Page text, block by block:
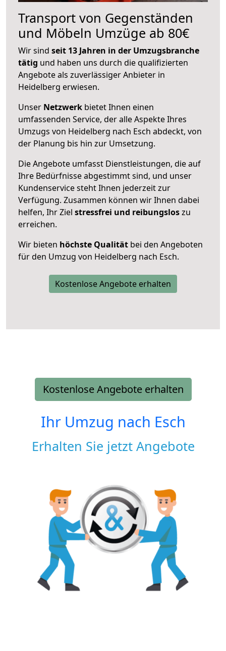
Transport von Gegenständen
und Möbeln Umzüge ab 80€
Wir sind seit 13 Jahren in der Umzugsbranche
tätig und haben uns durch die qualifizierten
Angebote als zuverlässiger Anbieter in
Heidelberg erwiesen.
Unser Netzwerk bietet Ihnen einen
umfassenden Service, der alle Aspekte Ihres
Umzugs von Heidelberg nach Esch abdeckt, von
der Planung bis hin zur Umsetzung.
Die Angebote umfasst Dienstleistungen, die auf
Ihre Bedürfnisse abgestimmt sind, und unser
Kundenservice steht Ihnen jederzeit zur
Verfügung. Zusammen können wir Ihnen dabei
helfen, Ihr Ziel stressfrei und reibungsloszu
erreichen.
Wir bieten höchste Qualität bei den Angeboten
für den Umzug von Heidelberg nach Esch.
Kostenlose Angebote erhalten
Kostenlose Angebote erhalten
Ihr Umzug nach Esch
Erhalten Sie jetzt Angebote